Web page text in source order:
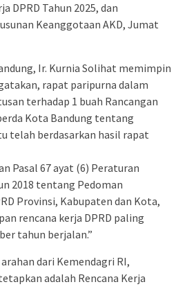
DPRD Tahun 2025, dan
Keanggotaan AKD, Jumat
Ir. Kurnia Solihat memimpin
rapat paripurna dalam
terhadap 1 buah Rancangan
Kota Bandung tentang
telah berdasarkan hasil rapat
Pasal 67 ayat (6) Peraturan
2018 tentang Pedoman
Provinsi, Kabupaten dan Kota,
rencana kerja DPRD paling
tahun berjalan.”
dari Kemendagri RI,
adalah Rencana Kerja